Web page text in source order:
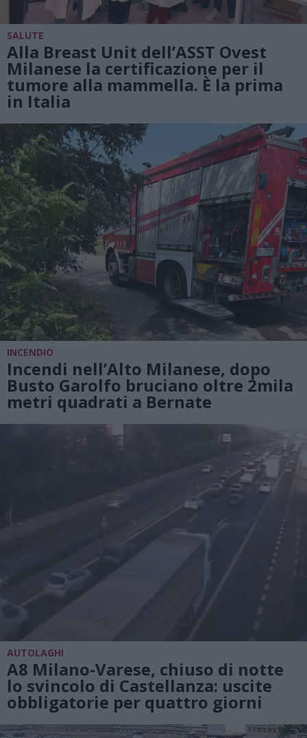
SALUTE
Alla Breast Unit dell’ASST Ovest
Milanese la certificazione per il
tumore alla mammella. È la prima
in Italia
INCENDIO
Incendi nell’Alto Milanese, dopo
Busto Garolfo bruciano oltre 2mila
metri quadrati a Bernate
AUTOLAGHI
A8 Milano-Varese, chiuso di notte
lo svincolo di Castellanza: uscite
obbligatorie per quattro giorni